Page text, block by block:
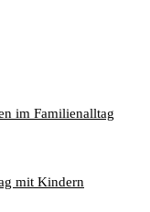
im Familienalltag
mit Kindern